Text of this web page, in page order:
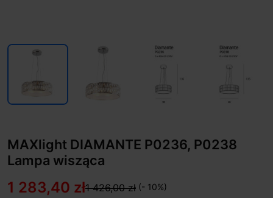
MAXlight DIAMANTE P0236, P0238
Lampa wisząca
1 283,40 zł1 426,00 zł (- 10%)